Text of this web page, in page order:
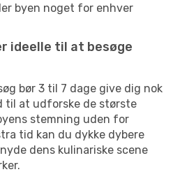
byen noget for enhver
ideelle til at besøge
bør 3 til 7 dage give dig nok
til at udforske de største
stemning uden for
tid kan du dykke dybere
dens kulinariske scene